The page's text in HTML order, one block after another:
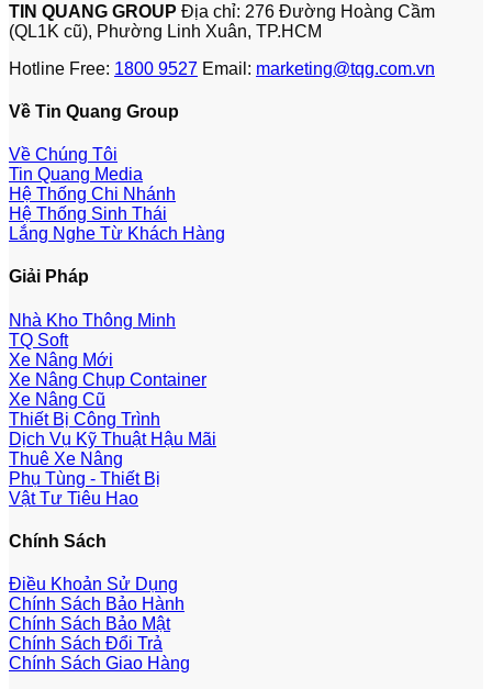
TIN QUANG GROUP Địa chỉ: 276 Đường Hoàng Cầm
(QL1K cũ), Phường Linh Xuân, TP.HCM
Hotline Free: 1800 9527 Email: marketing@tqg.com.vn
Về Tin Quang Group
Về Chúng Tôi
Tin Quang Media
Hệ Thống Chi Nhánh
Hệ Thống Sinh Thái
Lắng Nghe Từ Khách Hàng
Giải Pháp
Nhà Kho Thông Minh
TQ Soft
Xe Nâng Mới
Xe Nâng Chụp Container
Xe Nâng Cũ
Thiết Bị Công Trình
Dịch Vụ Kỹ Thuật Hậu Mãi
Thuê Xe Nâng
Phụ Tùng - Thiết Bị
Vật Tư Tiêu Hao
Chính Sách
Điều Khoản Sử Dụng
Chính Sách Bảo Hành
Chính Sách Bảo Mật
Chính Sách Đổi Trả
Chính Sách Giao Hàng